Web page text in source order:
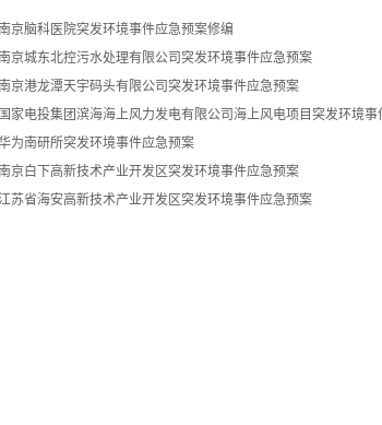
京脑科医院突发环境事件应急预案修编
京城东北控污水处理有限公司突发环境事件应急预案
京港龙潭天宇码头有限公司突发环境事件应急预案
家电投集团滨海海上风力发电有限公司海上风电项目突发环境事
为南研所突发环境事件应急预案
京白下高新技术产业开发区突发环境事件应急预案
苏省海安高新技术产业开发区突发环境事件应急预案